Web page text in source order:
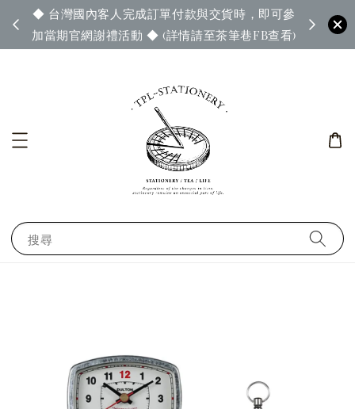
◆ 台灣國內客人完成訂單付款與交貨時，即可參
加當期官網謝禮活動 ◆ (詳情請至茶筆巷FB查看)
◆ 官
搜尋